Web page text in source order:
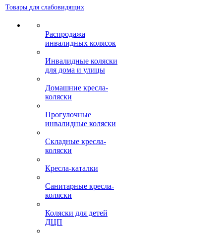
Товары для слабовидящих
Распродажа
инвалидных колясок
Инвалидные коляски
для дома и улицы
Домашние кресла-
коляски
Прогулочные
инвалидные коляски
Складные кресла-
коляски
Кресла-каталки
Санитарные кресла-
коляски
Коляски для детей
ДЦП